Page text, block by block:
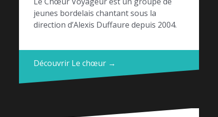
jeunes bordelais chantant sous la
direction d’Alexis Duffaure depuis 2004.
Découvrir Le chœur →